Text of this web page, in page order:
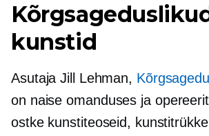
kunstid
Asutaja Jill Lehman,
on naise omanduses ja
ostke kunstiteoseid,